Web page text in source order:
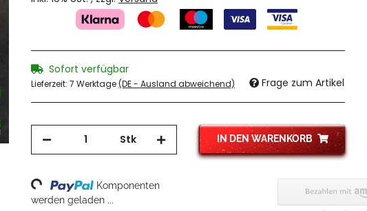
Sofort verfügbar
Lieferzeit: 7 Werktage(DE - Ausland abweichend) Frage zum Artikel
Stk IN DEN WARENKORB
Loading...
Komponenten
werden geladen ...